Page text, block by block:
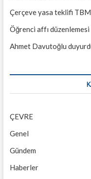
Çerçeve yasa teklifi
Öğrenci affı
Ahmet Davutoğlu
ÇEVRE
Genel
Gündem
Haberler